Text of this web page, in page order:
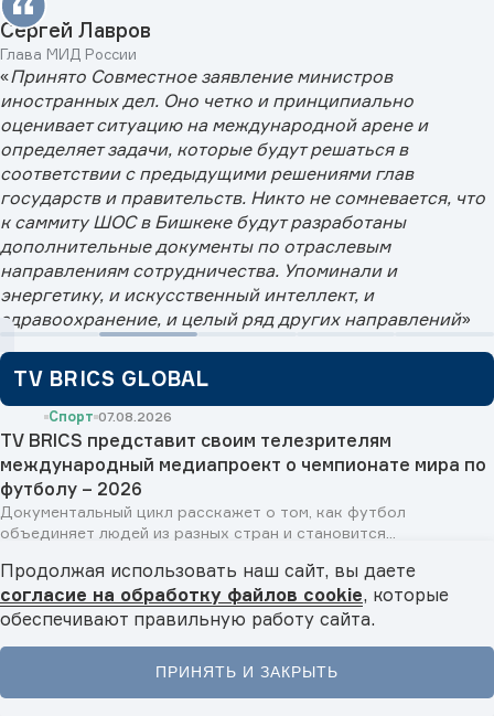
Главная Новости Видео Подкасты Меню
Сергей Лавров
Глава МИД России
«Принято Совместное заявление министров
иностранных дел. Оно четко и принципиально
оценивает ситуацию на международной арене и
определяет задачи, которые будут решаться в
соответствии с предыдущими решениями глав
государств и правительств. Никто не сомневается, что
к саммиту ШОС в Бишкеке будут разработаны
дополнительные документы по отраслевым
направлениям сотрудничества. Упоминали и
энергетику, и искусственный интеллект, и
здравоохранение, и целый ряд других направлений»
TV BRICS GLOBAL
Спорт 07.08.2026
TV BRICS представит своим телезрителям
международный медиапроект о чемпионате мира по
футболу – 2026
Документальный цикл расскажет о том, как футбол
объединяет людей из разных стран и становится...
Обзор новостей TV BRICS в зарубежных медиа
Общество 31.07.2026
Ведущие университеты регионов России развивают
международное сотрудничество через TV BRICS
К медиасети присоединился ведущий вуз Ханты-Мансийска
для улучшения партнерства со странами...
Продолжая использовать наш сайт, вы даете
согласие на обработку файлов cookie, которые
обеспечивают правильную работу сайта.
ПРИНЯТЬ И ЗАКРЫТЬ